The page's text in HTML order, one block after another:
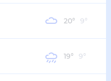
20° 9°
19° 9°